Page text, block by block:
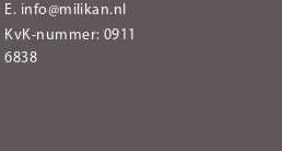
E. info@milikan.nl
KvK-nummer: 0911
6838